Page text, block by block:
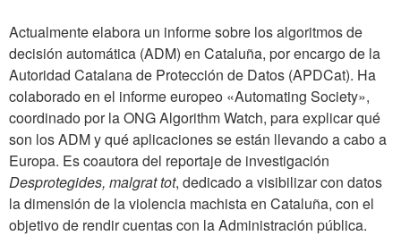
Actualmente elabora un informe sobre los algoritmos de
decisión automática (ADM) en Cataluña, por encargo de la
Autoridad Catalana de Protección de Datos (APDCat). Ha
colaborado en el informe europeo «Automating Society»,
coordinado por la ONG Algorithm Watch, para explicar qué
son los ADM y qué aplicaciones se están llevando a cabo a
Europa. Es coautora del reportaje de investigación
Desprotegides, malgrat tot, dedicado a visibilizar con datos
la dimensión de la violencia machista en Cataluña, con el
objetivo de rendir cuentas con la Administración pública.